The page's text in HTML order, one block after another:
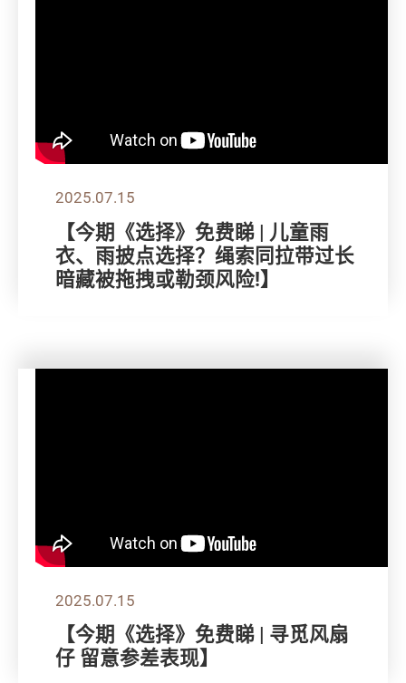
2025.07.15
【今期《选择》免费睇 | 儿童雨
衣、雨披点选择？绳索同拉带过长
暗藏被拖拽或勒颈风险!】
2025.07.15
【今期《选择》免费睇 | 寻觅风扇
仔 留意参差表现】